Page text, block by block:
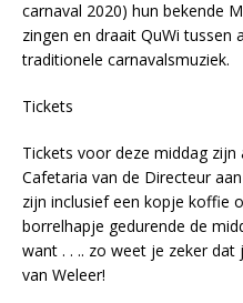
carnaval 2020) hun bekende
zingen en draait QuWi tussen
traditionele carnavalsmuziek.
Tickets
Tickets voor deze middag
Cafetaria van de Directeur
zijn inclusief een kopje koffie
borrelhapje gedurende de
want . . .. zo weet je zeker dat
van Weleer!